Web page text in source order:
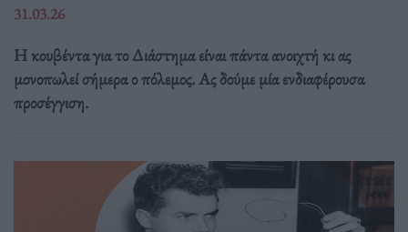
31.03.26
Η κουβέντα για το Διάστημα είναι πάντα ανοιχτή κι ας
μονοπωλεί σήμερα ο πόλεμος. Ας δούμε μία ενδιαφέρουσα
προσέγγιση.